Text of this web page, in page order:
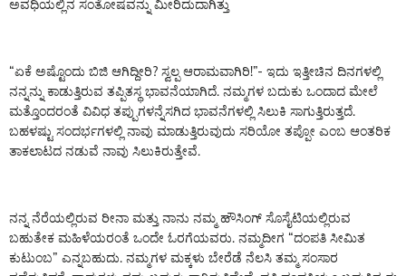
ಅವಧಿಯಲ್ಲಿನ ಸಂತೋಷವನ್ನು ಮೀರಿದುದಾಗಿತ್ತು
“ಏಕೆ ಅಷ್ಟೊಂದು ಬಿಜಿ ಆಗಿದ್ದೀರಿ? ಸ್ವಲ್ಪ ಆರಾಮವಾಗಿರಿ!”- ಇದು ಇತ್ತೀಚಿನ ದಿನಗಳಲ್ಲಿ
ನನ್ನನ್ನು ಕಾಡುತ್ತಿರುವ ತಪ್ಪಿತಸ್ಥ ಭಾವನೆಯಾಗಿದೆ. ನಮ್ಮಗಳ ಬದುಕು ಒಂದಾದ ಮೇಲೆ
ಮತ್ತೊಂದರಂತೆ ವಿವಿಧ ತಪ್ಪುಗಳನ್ನೆಸಗಿದ ಭಾವನೆಗಳಲ್ಲಿ ಸಿಲುಕಿ ಸಾಗುತ್ತಿರುತ್ತದೆ.
ಬಹಳಷ್ಟು ಸಂದರ್ಭಗಳಲ್ಲಿ ನಾವು ಮಾಡುತ್ತಿರುವುದು ಸರಿಯೋ ತಪ್ಪೋ ಎಂಬ ಆಂತರಿಕ
ತಾಕಲಾಟದ ನಡುವೆ ನಾವು ಸಿಲುಕಿರುತ್ತೇವೆ.
ನನ್ನ ನೆರೆಯಲ್ಲಿರುವ ರೀನಾ ಮತ್ತು ನಾನು ನಮ್ಮ ಹೌಸಿಂಗ್ ಸೊಸೈಟಿಯಲ್ಲಿರುವ
ಬಹುತೇಕ ಮಹಿಳೆಯರಂತೆ ಒಂದೇ ಓರಗೆಯವರು. ನಮ್ಮದೀಗ “ದಂಪತಿ ಸೀಮಿತ
ಕುಟುಂಬ” ಎನ್ನಬಹುದು. ನಮ್ಮಗಳ ಮಕ್ಕಳು ಬೇರೆಡೆ ನೆಲಸಿ ತಮ್ಮ ಸಂಸಾರ